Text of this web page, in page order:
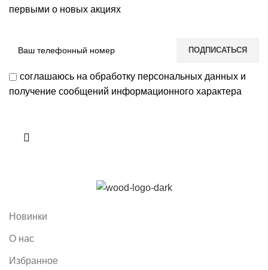
первыми о новых акциях
соглашаюсь на обработку персональных данных и
получение сообщений информационного характера
Новинки
О нас
Избранное